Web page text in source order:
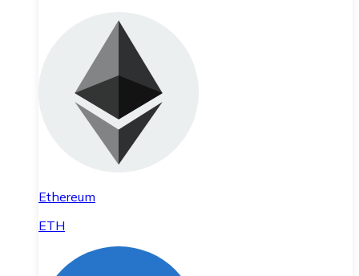
Ethereum
ETH